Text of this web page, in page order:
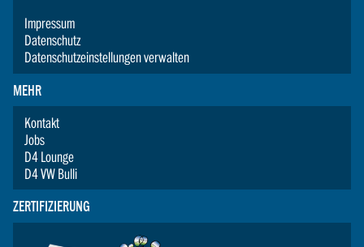
Impressum
Datenschutz
Datenschutzeinstellungen verwalten
MEHR
Kontakt
Jobs
D4 Lounge
D4 VW Bulli
ZERTIFIZIERUNG